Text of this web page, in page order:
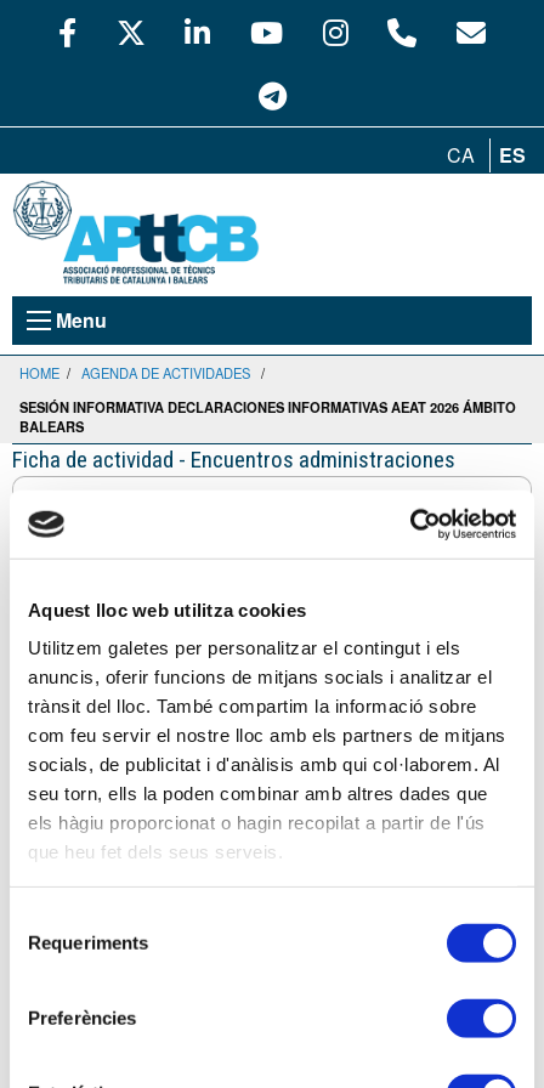
Aquest lloc web utilitza cookies
Utilitzem galetes per personalitzar el contingut i els
anuncis, oferir funcions de mitjans socials i analitzar el
trànsit del lloc. També compartim la informació sobre
com feu servir el nostre lloc amb els partners de mitjans
socials, de publicitat i d'anàlisis amb qui col·laborem. Al
seu torn, ells la poden combinar amb altres dades que
els hàgiu proporcionat o hagin recopilat a partir de l'ús
que heu fet dels seus serveis.
Requeriments
Preferències
CA ES
Menu
HOME / AGENDA DE ACTIVIDADES /
SESIÓN INFORMATIVA DECLARACIONES INFORMATIVAS AEAT 2026 ÁMBITO
BALEARS
Ficha de actividad - Encuentros administraciones
Sesión Informativa DECLARACIONES
INFORMATIVAS AEAT 2026 Ámbito
08-01-2026
PLATAFORMA ZOOM
Modalidad virtual